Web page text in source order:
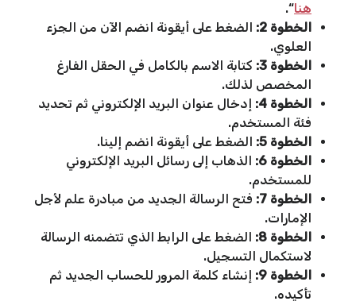
هنا“.
الخطوة 2:
الضغط على أيقونة انضم الآن من الجزء
العلوي.
الخطوة 3:
كتابة الاسم بالكامل في الحقل الفارغ
المخصص لذلك.
الخطوة 4:
إدخال عنوان البريد الإلكتروني ثم تحديد
فئة المستخدم.
الخطوة 5:
الضغط على أيقونة انضم إلينا.
الخطوة 6:
الذهاب إلى رسائل البريد الإلكتروني
للمستخدم.
الخطوة 7:
فتح الرسالة الجديد من مبادرة علم لأجل
الإمارات.
الخطوة 8:
الضغط على الرابط الذي تتضمنه الرسالة
لاستكمال التسجيل.
الخطوة 9:
إنشاء كلمة المرور للحساب الجديد ثم
تأكيده.